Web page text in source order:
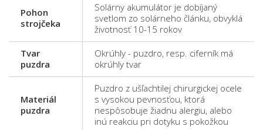
Pohon
strojčeka
Solárny akumulátor je dobíjaný
svetlom zo solárneho článku, obvyklá
životnosť 10-15 rokov
Tvar
puzdra
Okrúhly - puzdro, resp. ciferník má
okrúhly tvar
Materiál
puzdra
Puzdro z ušľachtilej chirurgickej ocele
s vysokou pevnosťou, ktorá
nespôsobuje žiadnu alergiu, alebo
inú reakciu pri dotyku s pokožkou